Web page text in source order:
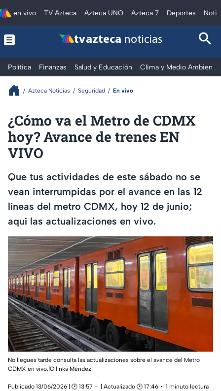
en vivo TV Azteca Azteca UNO Azteca 7 Deportes
tv azteca noticias
Política Finanzas Salud y Educación Clima y Medio Ambiente
Azteca Noticias Seguridad En vivo
¿Cómo va el Metro de CDMX
hoy? Avance de trenes EN
VIVO
Que tus actividades de este sábado no se
vean interrumpidas por el avance en las 12
líneas del metro CDMX, hoy 12 de junio;
aquí las actualizaciones en vivo.
No llegues tarde consulta las actualizaciones sobre el avance del Metro
CDMX en vivo.|Ollinka Méndez
Publicado 13/06/2026 | 🕑 13:57 | Actualizado 🕑 17:46
1 minuto lectura